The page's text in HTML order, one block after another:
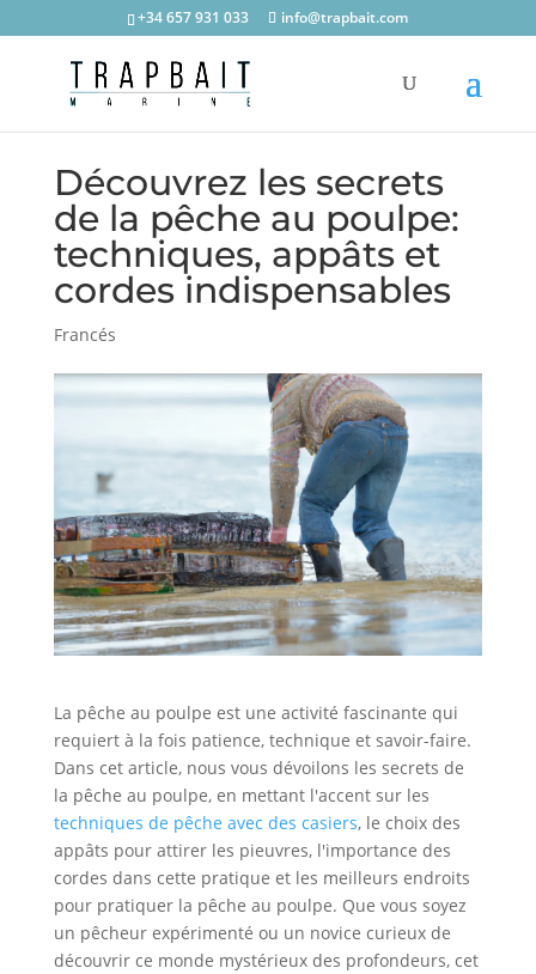
+34 657 931 033 info@trapbait.com
Découvrez les secrets
de la pêche au poulpe:
techniques, appâts et
cordes indispensables
Francés
La pêche au poulpe est une activité fascinante qui
requiert à la fois patience, technique et savoir-faire.
Dans cet article, nous vous dévoilons les secrets de
la pêche au poulpe, en mettant l'accent sur les
techniques de pêche avec des casiers, le choix des
appâts pour attirer les pieuvres, l'importance des
cordes dans cette pratique et les meilleurs endroits
pour pratiquer la pêche au poulpe. Que vous soyez
un pêcheur expérimenté ou un novice curieux de
découvrir ce monde mystérieux des profondeurs, cet